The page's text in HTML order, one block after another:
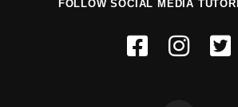
FOLLOW SOCIAL MEDIA